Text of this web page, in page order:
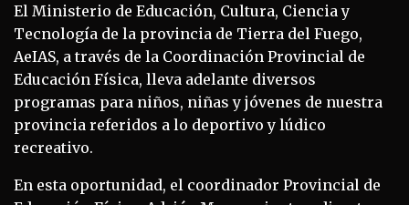
El Ministerio de Educación, Cultura, Ciencia y
Tecnología de la provincia de Tierra del Fuego,
AeIAS, a través de la Coordinación Provincial de
Educación Física, lleva adelante diversos
programas para niños, niñas y jóvenes de nuestra
provincia referidos a lo deportivo y lúdico
recreativo.
En esta oportunidad, el coordinador Provincial de